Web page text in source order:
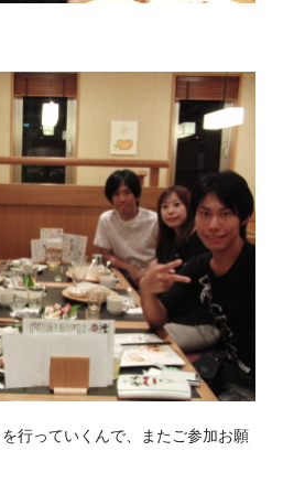
行っていくんで、またご参加お願